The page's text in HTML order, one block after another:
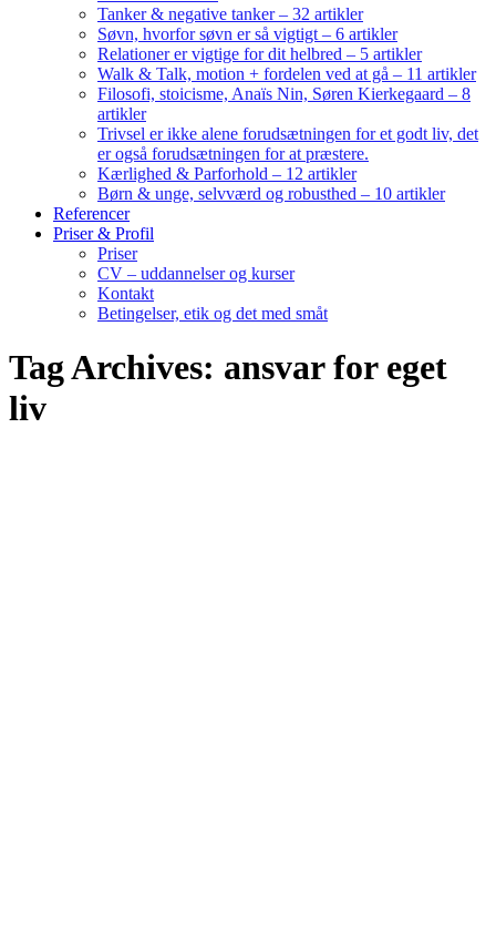
Tanker & negative tanker – 32 artikler
Søvn, hvorfor søvn er så vigtigt – 6 artikler
Relationer er vigtige for dit helbred – 5 artikler
Walk & Talk, motion + fordelen ved at gå – 11 artikler
Filosofi, stoicisme, Anaïs Nin, Søren Kierkegaard – 8
artikler
Trivsel er ikke alene forudsætningen for et godt liv, det
er også forudsætningen for at præstere.
Kærlighed & Parforhold – 12 artikler
Børn & unge, selvværd og robusthed – 10 artikler
Referencer
Priser & Profil
Priser
CV – uddannelser og kurser
Kontakt
Betingelser, etik og det med småt
Tag Archives: ansvar for eget
liv